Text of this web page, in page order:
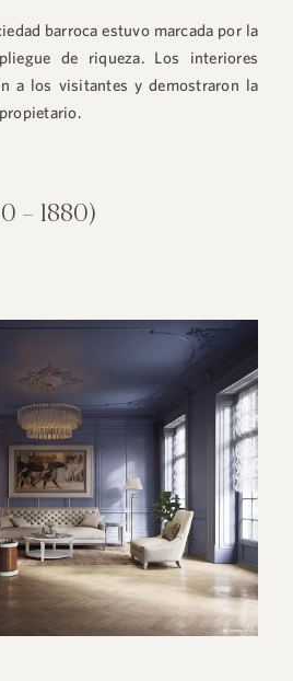
barroca estuvo marcada por la
de riqueza. Los interiores
a los visitantes y demostraron la
– 1880)